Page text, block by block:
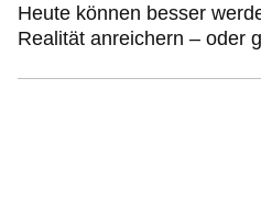
Heute können besser
Realität anreichern – oder